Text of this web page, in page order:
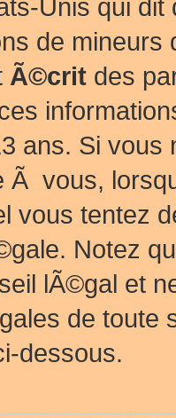
Unis qui
de mineurs
Ã©crit des
ans. Si
vous,
vous tentez
Notez
lÃ©gal et
de
dessous.